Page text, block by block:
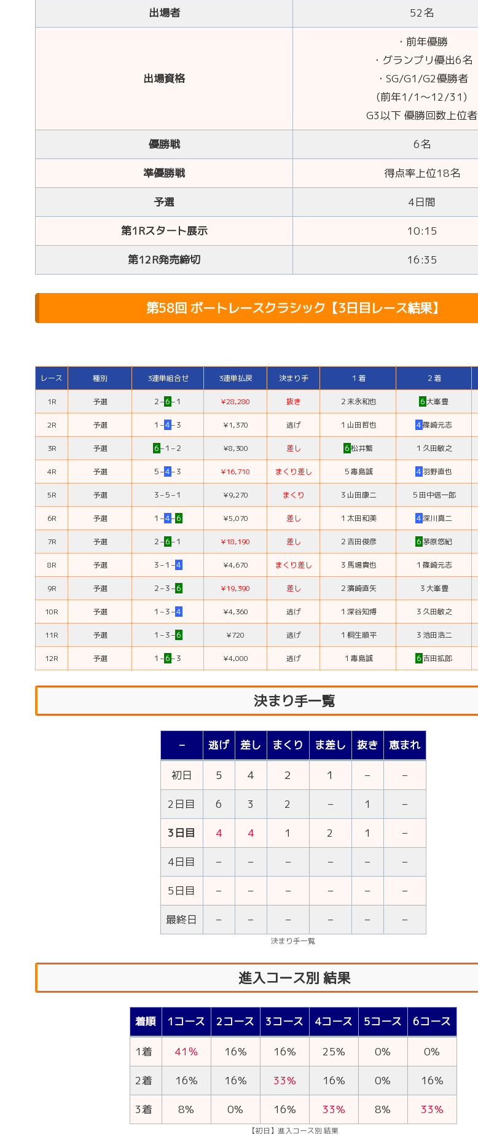
出場者 52名
出場資格
・前年優勝
・グランプリ優出6名
・SG/G1/G2優勝者
(前年1/1～12/31)
G3以下 優勝回数上位者
優勝戦 6名
準優勝戦 得点率上位18名
予選 4日間
第1Rスタート展示 10:15
第12R発売締切 16:35
第58回 ボートレースクラシック 【3日目レース結果】
レース 種別 3連単組合せ 3連単払戻 決まり手 １着 ２着
1R 予選 ２–６–１ ¥28,280 抜き ２末永和也 ６ 大峯豊
2R 予選 １ –４–３ ¥1,370 逃げ １ 山田哲也 ４篠崎元志
3R 予選 ６–１ –２ ¥8,300 差し ６松井繁 １ 久田敏之
4R 予選 ５–４–３ ¥16,710 まくり差し ５毒島誠 ４ 羽野直也
5R 予選 ３–５–１ ¥9,270 まくり ３ 山田康二 ５ 田中信一郎
6R 予選 １ –４–６ ¥5,070 差し １ 太田和美 ４深川真二
7R 予選 ２–６–１ ¥18,190 差し ２ 吉田俊彦 ６ 茅原悠紀
8R 予選 ３–１ –４ ¥4,670 まくり差し ３ 馬場貴也 １ 篠崎元志
9R 予選 ２–３–６ ¥19,390 差し ２濱崎直矢 ３ 大峯豊
10R 予選 １ –３–４ ¥4,360 逃げ １ 深谷知博 ３ 久田敏之
11R 予選 １ –３–６ ¥720 逃げ １ 桐生順平 ３ 池田浩二
12R 予選 １ –６–３ ¥4,000 逃げ １ 毒島誠 ６ 吉田拡郎
決まり手一覧
– 逃げ 差し まくり ま差し 抜き 恵まれ
初日 ５ ４ ２ １ – –
2日目 6 3 2 – 1 –
3日目 4 4 1 2 1 –
4日目 – – – – – –
5日目 – – – – – –
最終日 – – – – – –
決まり手一覧
進入コース別 結果
着順 1コース 2コース 3コース 4コース 5コース 6コース
1着 41％ 16% 16% 25% 0% 0%
2着 16% 16% 33% 16% 0% 16%
3着 8% 0% 16% 33% 8% 33%
【初日】進入コース別 結果